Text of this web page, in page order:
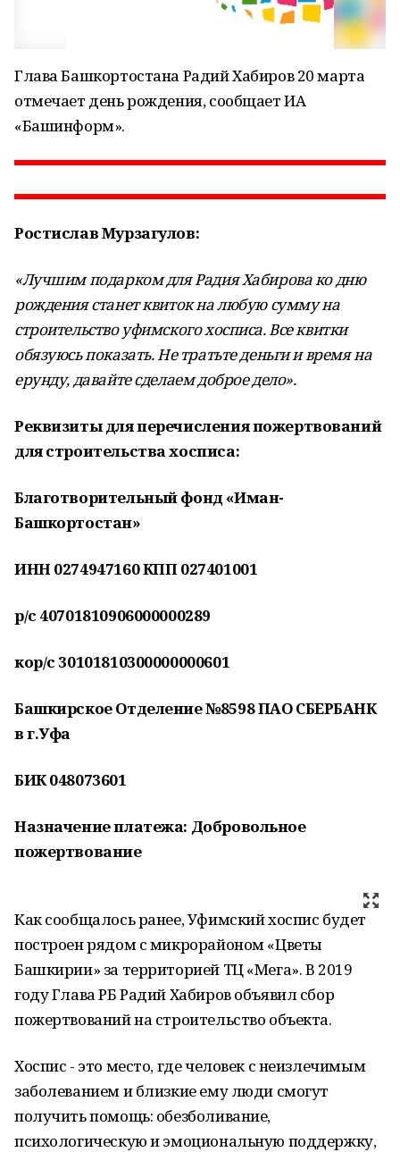
Глава Башкортостана Радий Хабиров 20 марта
отмечает день рождения, сообщает ИА
«Башинформ».
Ростислав Мурзагулов:
«Лучшим подарком для Радия Хабирова ко дню
рождения станет квиток на любую сумму на
строительство уфимского хосписа. Все квитки
обязуюсь показать. Не тратьте деньги и время на
ерунду, давайте сделаем доброе дело».
Реквизиты для перечисления пожертвований
для строительства хосписа:
Благотворительный фонд «Иман-
Башкортостан»
ИНН 0274947160 КПП 027401001
р/с 40701810906000000289
кор/с 30101810300000000601
Башкирское Отделение №8598 ПАО СБЕРБАНК
в г.Уфа
БИК 048073601
Назначение платежа: Добровольное
пожертвование
Как сообщалось ранее, Уфимский хоспис будет
построен рядом с микрорайоном «Цветы
Башкирии» за территорией ТЦ «Мега». В 2019
году Глава РБ Радий Хабиров объявил сбор
пожертвований на строительство объекта.
Хоспис - это место, где человек с неизлечимым
заболеванием и близкие ему люди смогут
получить помощь: обезболивание,
психологическую и эмоциональную поддержку,